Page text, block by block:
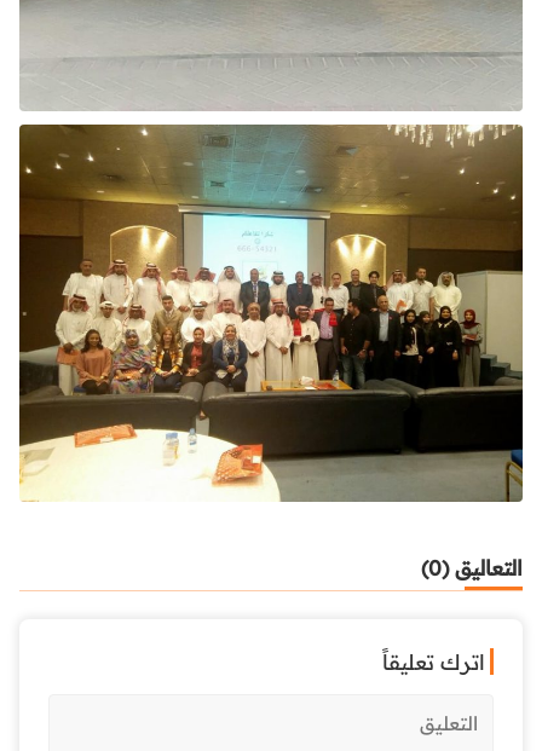
التعاليق (0)
اترك تعليقاً